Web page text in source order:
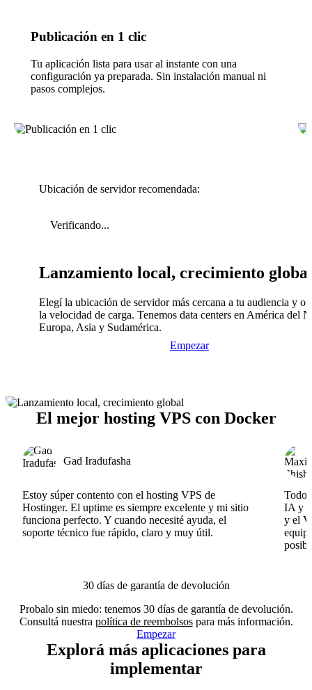
Publicación en 1 clic
Tu aplicación lista para usar al instante con una
configuración ya preparada. Sin instalación manual ni
pasos complejos.
Ubicación de servidor recomendada:
Verificando...
Lanzamiento local, crecimiento global
Elegí la ubicación de servidor más cercana a tu audiencia y
la velocidad de carga. Tenemos data centers en América del
Europa, Asia y Sudamérica.
Empezar
El mejor hosting VPS con Docker
Gad Iradufasha
Estoy súper contento con el hosting VPS de
Hostinger. El uptime es siempre excelente y mi sitio
funciona perfecto. Y cuando necesité ayuda, el
soporte técnico fue rápido, claro y muy útil.
Todo
IA y
y el
30 días de garantía de devolución
Probalo sin miedo: tenemos 30 días de garantía de devolución.
Consultá nuestra política de reembolsospara más información.
Empezar
Explorá más aplicaciones para
implementar